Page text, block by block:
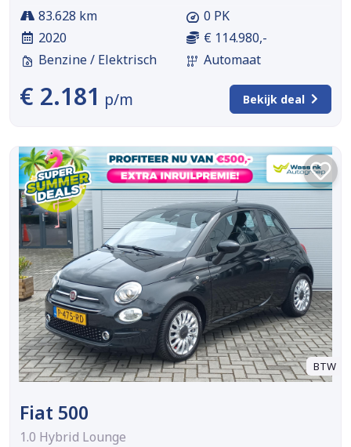
83.628 km
2020
Benzine / Elektrisch
0 PK
€ 114.980,-
Automaat
€ 2.181 p/m Bekijk deal
BTW
Fiat 500
1.0 Hybrid Lounge